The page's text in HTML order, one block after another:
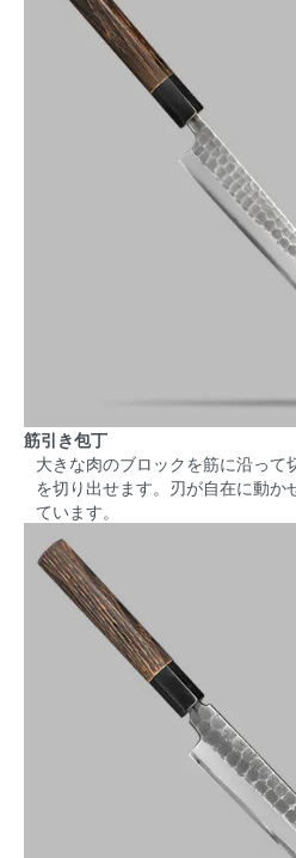
筋引き包丁
大きな肉のブロックを筋に沿って
を切り出せます。刃が自在に動か
ています。